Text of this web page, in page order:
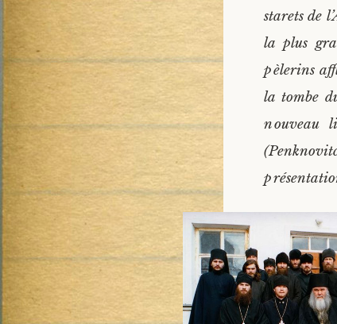
starets de
la plus
pèlerins
la tombe
nouveau